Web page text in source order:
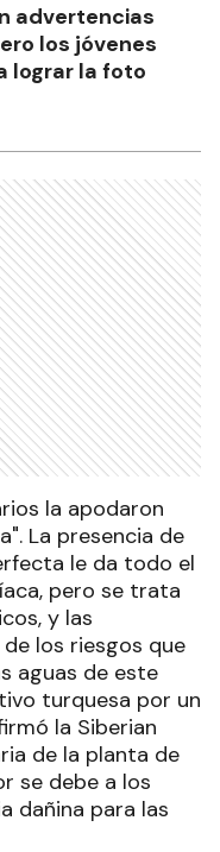
advertencias
los jóvenes
lograr la foto
la apodaron
La presencia de
le da todo el
pero se trata
y las
los riesgos que
aguas de este
turquesa por un
la Siberian
de la planta de
se debe a los
dañina para las